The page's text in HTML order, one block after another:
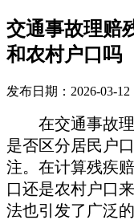
交通事故理赔
和农村户口吗
发布日期：2026-03-
在交通事故
是否区分居民户
注。在计算残疾
口还是农村户口
法也引发了广泛的